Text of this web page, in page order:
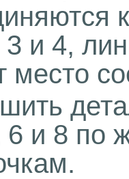
и 4,
место
6 и 8 по